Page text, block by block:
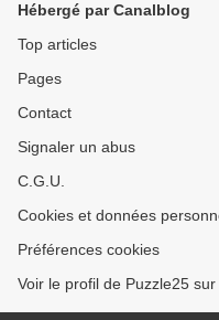
Hébergé par Canalblog
Top articles
Pages
Contact
Signaler un abus
C.G.U.
Cookies et données
Préférences cookies
Voir le profil de Puzzle25